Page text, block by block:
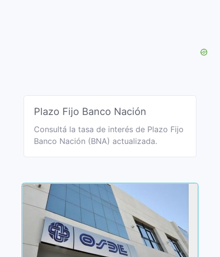
Plazo Fijo Banco Nación
Consultá la tasa de interés de Plazo Fijo
Banco Nación (BNA) actualizada.